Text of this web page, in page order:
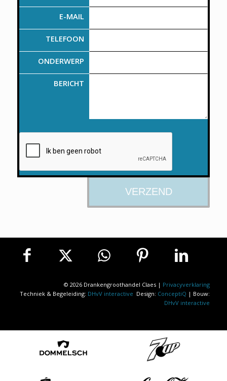
E-MAIL
TELEFOON
ONDERWERP
BERICHT
© 2026 Drankengroothandel Claes | Privacyverklaring
Techniek & Begeleiding: DHvV interactive Design: ConceptiQ | Bouw:
DHvV interactive